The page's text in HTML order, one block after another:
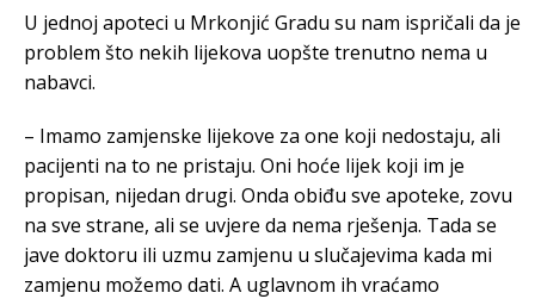
U jednoj apoteci u Mrkonjić Gradu su nam ispričali da je
problem što nekih lijekova uopšte trenutno nema u
nabavci.
– Imamo zamjenske lijekove za one koji nedostaju, ali
pacijenti na to ne pristaju. Oni hoće lijek koji im je
propisan, nijedan drugi. Onda obiđu sve apoteke, zovu
na sve strane, ali se uvjere da nema rješenja. Tada se
jave doktoru ili uzmu zamjenu u slučajevima kada mi
zamjenu možemo dati. A uglavnom ih vraćamo